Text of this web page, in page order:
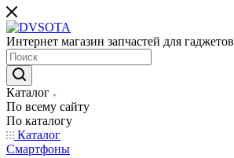
Интернет магазин запчастей для гаджетов
Каталог
По всему сайту
По каталогу
Каталог
Смартфоны